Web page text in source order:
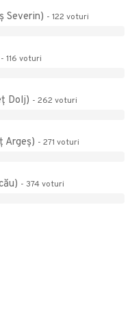
Severin) - 122 voturi
- 116 voturi
Dolj) - 262 voturi
Argeş) - 271 voturi
- 374 voturi